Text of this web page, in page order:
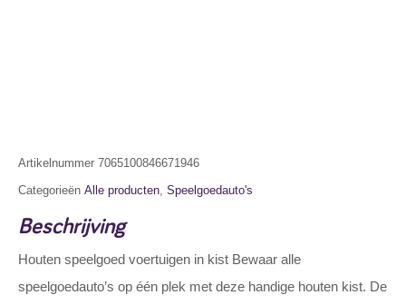
Artikelnummer 7065100846671946
Categorieën Alle producten, Speelgoedauto's
Beschrijving
Houten speelgoed voertuigen in kist Bewaar alle
speelgoedauto’s op één plek met deze handige houten kist. De